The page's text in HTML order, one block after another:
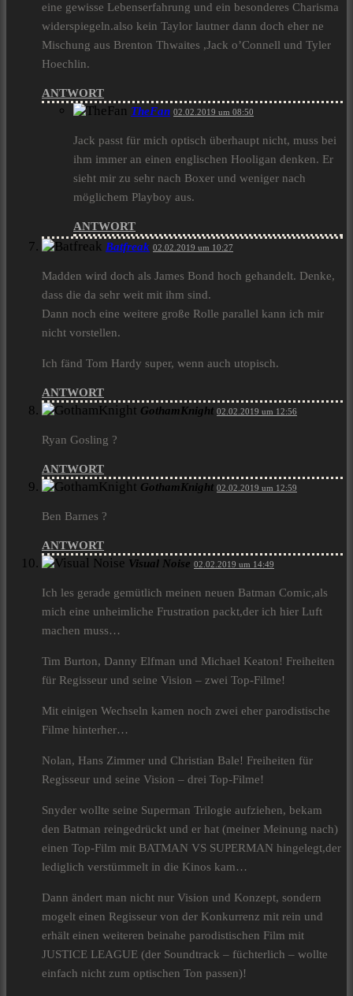
eine gewisse Lebenserfahrung und ein besonderes Charisma
widerspiegeln.also kein Taylor lautner dann doch eher ne
Mischung aus Brenton Thwaites ,Jack o’Connell und Tyler
Hoechlin.
ANTWORT
TheFan 02.02.2019 um 08:50
Jack passt für mich optisch überhaupt nicht, muss bei
ihm immer an einen englischen Hooligan denken. Er
sieht mir zu sehr nach Boxer und weniger nach
möglichem Playboy aus.
ANTWORT
Batfreak 02.02.2019 um 10:27
Madden wird doch als James Bond hoch gehandelt. Denke,
dass die da sehr weit mit ihm sind.
Dann noch eine weitere große Rolle parallel kann ich mir
nicht vorstellen.
Ich fänd Tom Hardy super, wenn auch utopisch.
ANTWORT
GothamKnight 02.02.2019 um 12:56
Ryan Gosling ?
ANTWORT
GothamKnight 02.02.2019 um 12:59
Ben Barnes ?
ANTWORT
Visual Noise 02.02.2019 um 14:49
Ich les gerade gemütlich meinen neuen Batman Comic,als
mich eine unheimliche Frustration packt,der ich hier Luft
machen muss…
Tim Burton, Danny Elfman und Michael Keaton! Freiheiten
für Regisseur und seine Vision – zwei Top-Filme!
Mit einigen Wechseln kamen noch zwei eher parodistische
Filme hinterher…
Nolan, Hans Zimmer und Christian Bale! Freiheiten für
Regisseur und seine Vision – drei Top-Filme!
Snyder wollte seine Superman Trilogie aufziehen, bekam
den Batman reingedrückt und er hat (meiner Meinung nach)
einen Top-Film mit BATMAN VS SUPERMAN hingelegt,der
lediglich verstümmelt in die Kinos kam…
Dann ändert man nicht nur Vision und Konzept, sondern
mogelt einen Regisseur von der Konkurrenz mit rein und
erhält einen weiteren beinahe parodistischen Film mit
JUSTICE LEAGUE (der Soundtrack – füchterlich – wollte
einfach nicht zum optischen Ton passen)!